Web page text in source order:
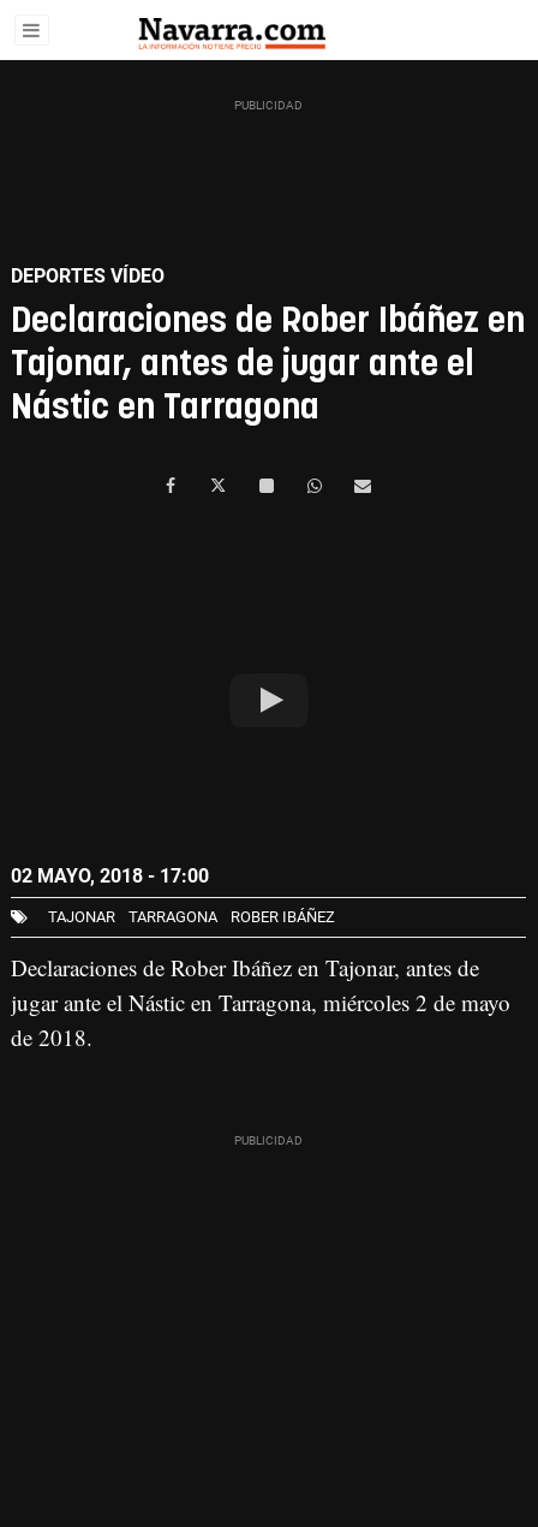
DEPORTES VÍDEO
Declaraciones de Rober Ibáñez en
Tajonar, antes de jugar ante el
Nástic en Tarragona
02 MAYO, 2018 - 17:00
TAJONAR TARRAGONA ROBER IBÁÑEZ
Declaraciones de Rober Ibáñez en Tajonar, antes de
jugar ante el Nástic en Tarragona, miércoles 2 de mayo
de 2018.